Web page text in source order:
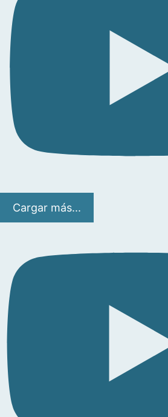
Cargar más...